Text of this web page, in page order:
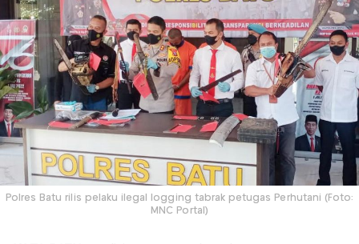
Polres Batu rilis pelaku ilegal logging tabrak petugas Perhutani (Foto:
MNC Portal)